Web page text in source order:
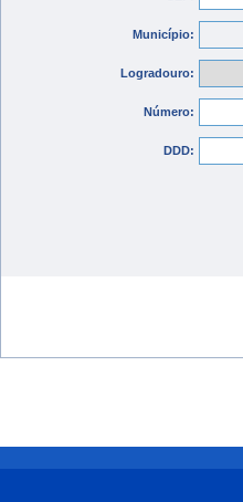
Município:
Logradouro:
Número:
DDD: